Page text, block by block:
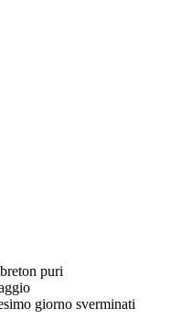
puri
giorno sverminati